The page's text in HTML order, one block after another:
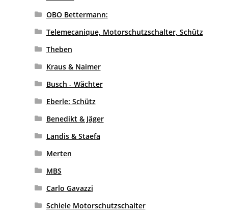
OBO Bettermann:
Telemecanique, Motorschutzschalter, Schütz
Theben
Kraus & Naimer
Busch - Wächter
Eberle: Schütz
Benedikt & Jäger
Landis & Staefa
Merten
MBS
Carlo Gavazzi
Schiele Motorschutzschalter